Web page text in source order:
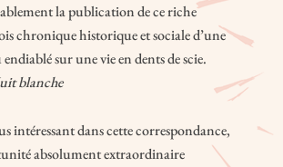
la publication de ce riche
chronique historique et sociale d’une
sur une vie en dents de scie.
blanche
intéressant dans cette correspondance,
absolument extraordinaire